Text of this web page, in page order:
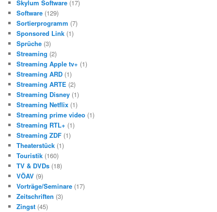
Skylum Software (17)
Software (129)
Sortierprogramm (7)
Sponsored Link (1)
Sprüche (3)
Streaming (2)
Streaming Apple tv+ (1)
Streaming ARD (1)
Streaming ARTE (2)
Streaming Disney (1)
Streaming Netflix (1)
Streaming prime video (1)
Streaming RTL+ (1)
Streaming ZDF (1)
Theaterstück (1)
Touristik (160)
TV & DVDs (18)
VÖAV (9)
Vorträge/Seminare (17)
Zeitschriften (3)
Zingst (45)